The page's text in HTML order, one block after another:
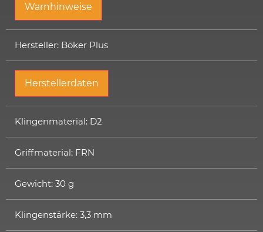
Warnhinweise
Hersteller: Böker Plus
Herstellerdaten
Klingenmaterial: D2
Griffmaterial: FRN
Gewicht: 30 g
Klingenstärke: 3,3 mm